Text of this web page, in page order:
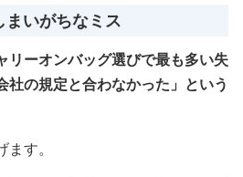
いがちなミス
リーオンバッグ選びで最も多い失
社の規定と合わなかった」という
す。